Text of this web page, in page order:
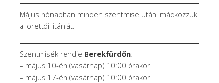
Május hónapban minden szentmise után imádkozzuk
a lorettói litániát.
Szentmisék rendje Berekfürdőn:
– május 10-én (vasárnap) 10:00 órakor
– május 17-én (vasárnap) 10:00 órakor